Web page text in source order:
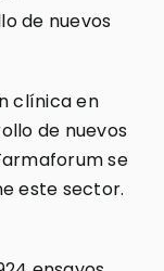
de nuevos
clínica en
de nuevos
se
este sector.